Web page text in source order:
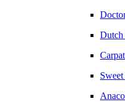
Dutch
Sweet